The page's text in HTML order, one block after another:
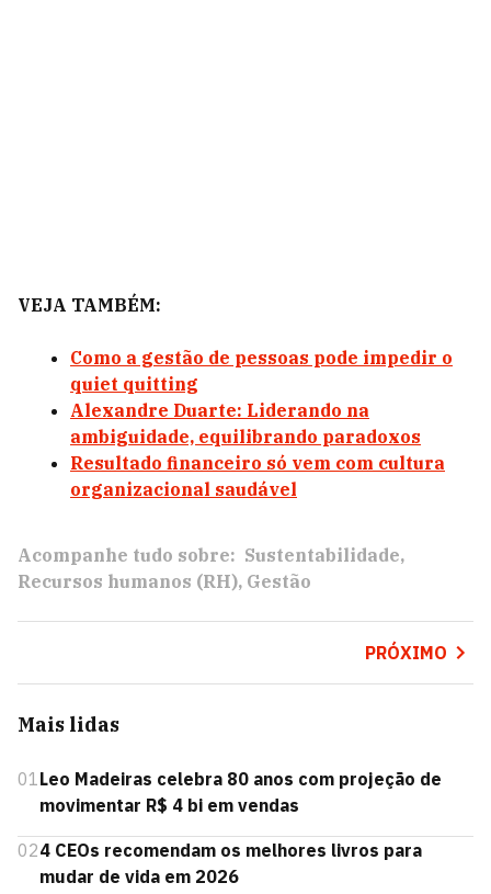
VEJA TAMBÉM:
Como a gestão de pessoas pode impedir o
quiet quitting
Alexandre Duarte: Liderando na
ambiguidade, equilibrando paradoxos
Resultado financeiro só vem com cultura
organizacional saudável
Acompanhe tudo sobre: Sustentabilidade
Recursos humanos (RH) Gestão
PRÓXIMO
Mais lidas
01Leo Madeiras celebra 80 anos com projeção de
movimentar R$ 4 bi em vendas
024 CEOs recomendam os melhores livros para
mudar de vida em 2026